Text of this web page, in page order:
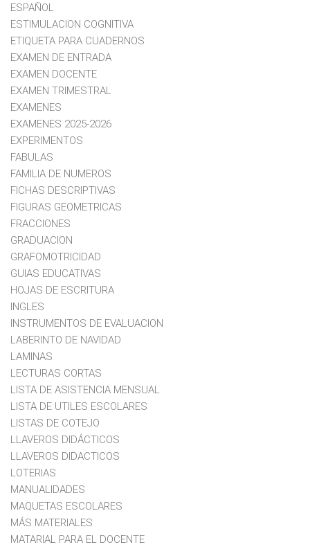
ESPAÑOL
ESTIMULACION COGNITIVA
ETIQUETA PARA CUADERNOS
EXAMEN DE ENTRADA
EXAMEN DOCENTE
EXAMEN TRIMESTRAL
EXAMENES
EXAMENES 2025-2026
EXPERIMENTOS
FABULAS
FAMILIA DE NUMEROS
FICHAS DESCRIPTIVAS
FIGURAS GEOMETRICAS
FRACCIONES
GRADUACION
GRAFOMOTRICIDAD
GUIAS EDUCATIVAS
HOJAS DE ESCRITURA
INGLES
INSTRUMENTOS DE EVALUACION
LABERINTO DE NAVIDAD
LAMINAS
LECTURAS CORTAS
LISTA DE ASISTENCIA MENSUAL
LISTA DE UTILES ESCOLARES
LISTAS DE COTEJO
LLAVEROS DIDÁCTICOS
LLAVEROS DIDACTICOS
LOTERIAS
MANUALIDADES
MAQUETAS ESCOLARES
MÁS MATERIALES
MATARIAL PARA EL DOCENTE